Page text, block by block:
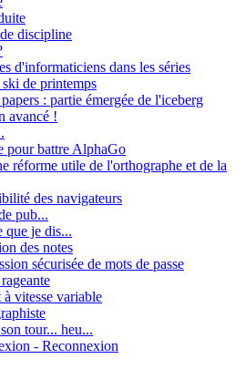
discipline
d'informaticiens dans les séries
de printemps
: partie émergée de l'iceberg
avancé !
pour battre AlphaGo
réforme utile de l'orthographe et de la
des navigateurs
pub...
que je dis...
des notes
sécurisée de mots de passe
vitesse variable
tour... heu...
- Reconnexion